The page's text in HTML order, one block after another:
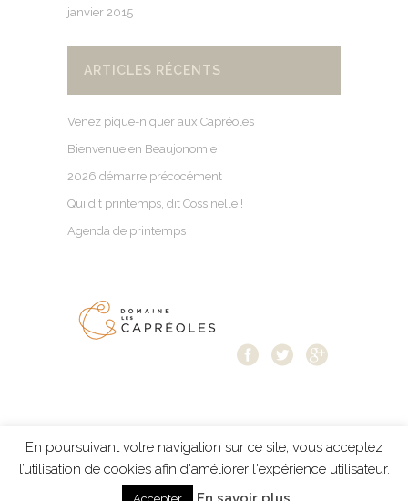
janvier 2015
ARTICLES RÉCENTS
Venez pique-niquer aux Capréoles
Bienvenue en Beaujonomie
2026 démarre précocément
Qui dit printemps, dit Cossinelle !
Agenda de printemps
Mentions légales Protection des données
création Résonance Communication
En poursuivant votre navigation sur ce site, vous acceptez
l’utilisation de cookies afin d'améliorer l'expérience utilisateur.